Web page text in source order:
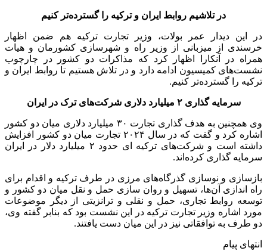
در تلاشیم روابط ایران و ترکیه را گسترده‌تر کنیم
در این دیدار عمر بولات، وزیر تجارت ترکیه هم ضمن اظهار
خرسندی از میزبانی از وزیر راه و شهرسازی کشورمان و هیات
همراه در آنکارا اظهار کرد که مذاکرات دو کشور در چارچوب
نشست‌های کمیسیون ادامه دارد و در تلاش هستیم تا روابط ایران و
ترکیه را گسترده‌تر کنیم.
سرمایه گذاری ۲ میلیارد دلاری شرکت‌های ترک در ایران
وی همچنین به هدف گذاری تجارت ۳۰ میلیارد دلاری میان دو کشور
اشاره کرد و گفت که در سال ۲۰۲۴ تجارت میان دو کشور افزایش
داشته است و شرکت‌های ترکیه ای حدود ۲ میلیارد دلار در ایران
سرمایه گذاری کرده‌اند.
بازسازی و نوسازی گذرگاه‌های مرزی در طرف ترکیه و اقدام برای
راه اندازی آن‌ها، تسهیل و روان سازی حمل و نقل میان دو کشور و
توسعه روابط تجاری، حمل و نقلی و ترانزیتی از دیگر موضوعات
مورد اشاره وزیر تجارت ترکیه در این نشست بود که بنابر گفته وی،
دو طرف به توافقاتی نیز در این میان دست یافتند.
انتهای پیام